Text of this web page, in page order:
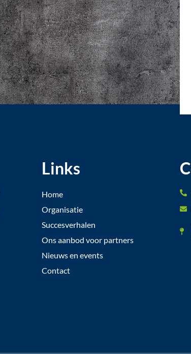
Links
Home
Organisatie
Succesverhalen
Ons aanbod voor partners
Nieuws en events
Contact